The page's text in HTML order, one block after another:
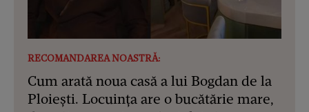
RECOMANDAREA NOASTRĂ:
Cum arată noua casă a lui Bogdan de la
Ploiești. Locuința are o bucătărie mare,